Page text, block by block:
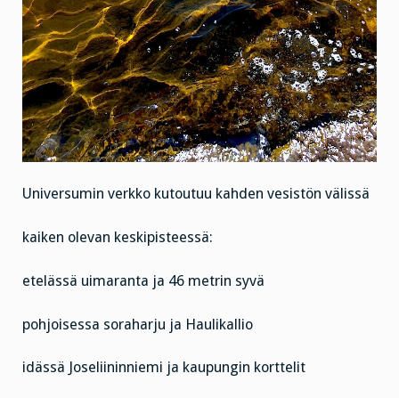
Universumin verkko kutoutuu kahden vesistön välissä
kaiken olevan keskipisteessä:
etelässä uimaranta ja 46 metrin syvä
pohjoisessa soraharju ja Haulikallio
idässä Joseliininniemi ja kaupungin korttelit